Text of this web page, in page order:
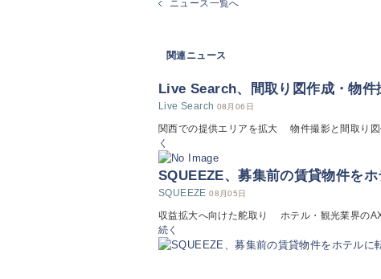
ニュース一覧へ
関連ニュース
Live Search、間取り図作成・物件
Live Search 08月06日
関西での提供エリアを拡大 物件撮影と間取り
く
SQUEEZE、募集前の賃貸物件をホ
SQUEEZE08月05日
収益拡大へ向けた舵取り ホテル・観光業界の
続く